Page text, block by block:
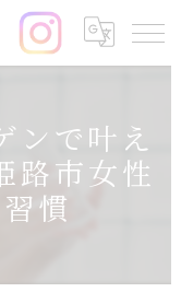
ンで叶え
路市女性
慣